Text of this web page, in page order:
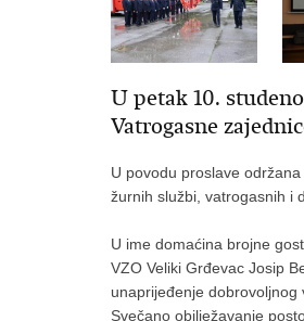
U petak 10.
Vatrogasne
U povodu proslave
žurnih službi, vatrogasnih i
U ime domaćina brojne
VZO Veliki Grđevac Josip
unaprijeđenje dobrovoljnog
Svečano obilježavanje